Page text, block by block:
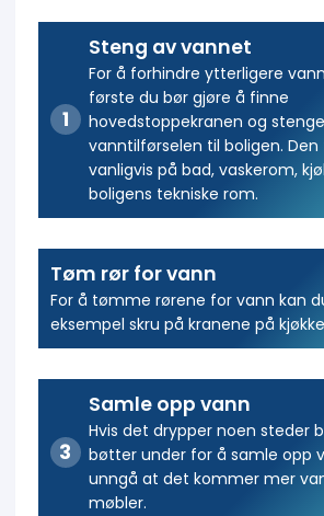
Steng av vannet
For å forhindre ytterligere
første du bør gjøre å finne
hovedstoppekranen og
vanntilførselen til boligen. Den
vanligvis på bad, vaskerom,
boligens tekniske rom.
Tøm rør for vann
For å tømme rørene for vann kan
eksempel skru på kranene på
Samle opp vann
Hvis det drypper noen steder
bøtter under for å samle opp
unngå at det kommer mer
møbler.